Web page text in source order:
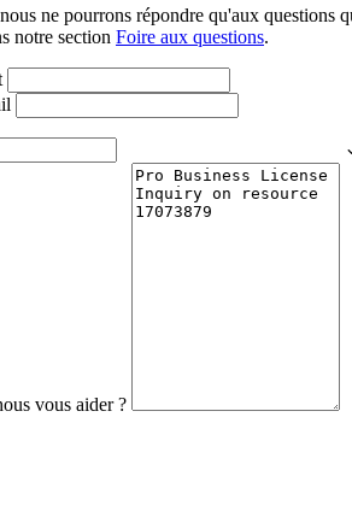
ne pourrons répondre qu'aux questions
notre section Foire aux questions.
vous aider ?